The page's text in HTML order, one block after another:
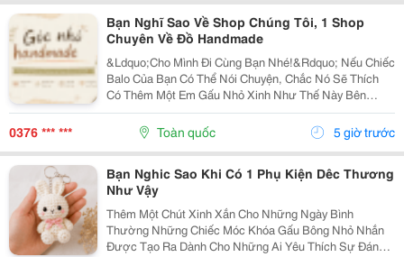
Bạn Nghĩ Sao Về Shop Chúng Tôi, 1 Shop
Chuyên Về Đồ Handmade
&Ldquo;Cho Mình Đi Cùng Bạn Nhé!&Rdquo; Nếu Chiếc
Balo Của Bạn Có Thể Nói Chuyện, Chắc Nó Sẽ Thích
Có Thêm Một Em Gấu Nhỏ Xinh Như Thế Này Bên
Cạnh. Từ Những Buổi Đi Học, Đi Làm, Đi Cà Phê Hay
Những Chuyến Đi Chơi Cuối Tuần, Em Móc Khóa Gấu
Bông...
0376 *** *** Toàn quốc 5 giờ trước
Bạn Nghic Sao Khi Có 1 Phụ Kiện Dêc Thương
Như Vậy
Thêm Một Chút Xinh Xắn Cho Những Ngày Bình
Thường Những Chiếc Móc Khóa Gấu Bông Nhỏ Nhắn
Được Tạo Ra Dành Cho Những Ai Yêu Thích Sự Đáng